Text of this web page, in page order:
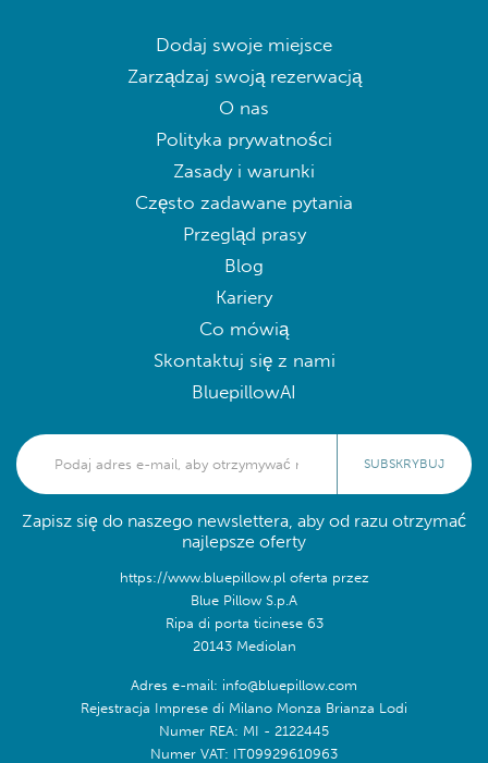
Dodaj swoje miejsce
Zarządzaj swoją rezerwacją
O nas
Polityka prywatności
Zasady i warunki
Często zadawane pytania
Przegląd prasy
Blog
Kariery
Co mówią
Skontaktuj się z nami
BluepillowAI
SUBSKRYBUJ
Zapisz się do naszego newslettera, aby od razu otrzymać
najlepsze oferty
https://www.bluepillow.pl oferta przez
Blue Pillow S.p.A
Ripa di porta ticinese 63
20143 Mediolan
Adres e-mail: info@bluepillow.com
Rejestracja Imprese di Milano Monza Brianza Lodi
Numer REA: MI - 2122445
Numer VAT: IT09929610963